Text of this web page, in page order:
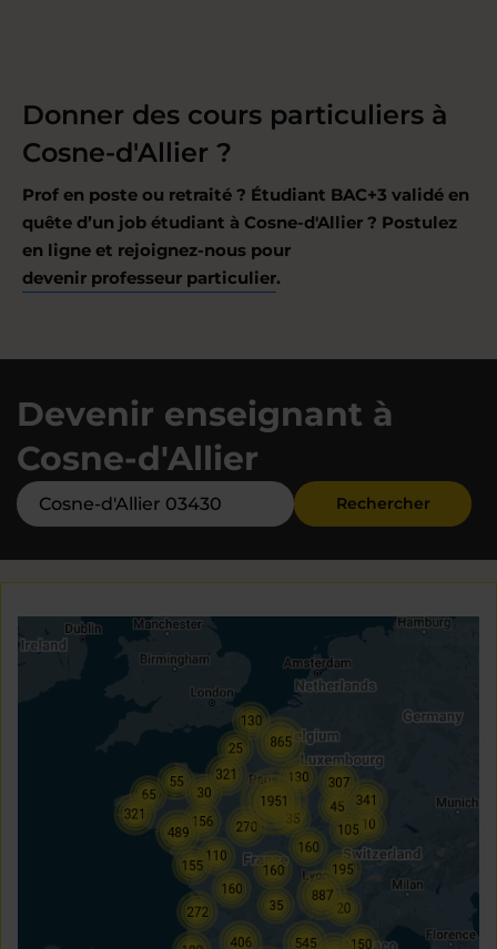
Donner des cours particuliers à
Cosne-d'Allier ?
Prof en poste ou retraité ? Étudiant BAC+3 validé en
quête d’un job étudiant à Cosne-d'Allier ? Postulez
en ligne et rejoignez-nous pour
devenir professeur particulier.
Devenir enseignant à
Cosne-d'Allier
Rechercher